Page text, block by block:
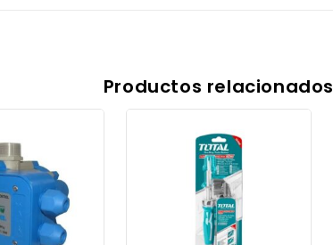
Productos relacionados